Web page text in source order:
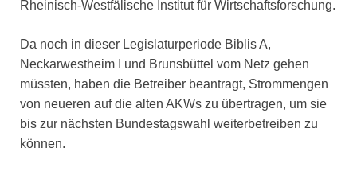
Rheinisch-Westfälische Institut für Wirtschaftsforschung.
Da noch in dieser Legislaturperiode Biblis A,
Neckarwestheim I und Brunsbüttel vom Netz gehen
müssten, haben die Betreiber beantragt, Strommengen
von neueren auf die alten AKWs zu übertragen, um sie
bis zur nächsten Bundestagswahl weiterbetreiben zu
können.